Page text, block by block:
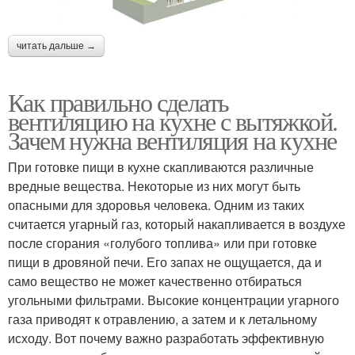
читать дальше →
Как правильно сделать
вентиляцию на кухне с вытяжкой.
Зачем нужна вентиляция на кухне
При готовке пищи в кухне скапливаются различные
вредные вещества. Некоторые из них могут быть
опасными для здоровья человека. Одним из таких
считается угарный газ, который накапливается в воздухе
после сгорания «голубого топлива» или при готовке
пищи в дровяной печи. Его запах не ощущается, да и
само вещество не может качественно отбираться
угольными фильтрами. Высокие концентрации угарного
газа приводят к отравлению, а затем и к летальному
исходу. Вот почему важно разработать эффективную